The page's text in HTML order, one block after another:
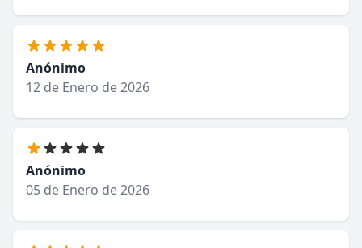
Anónimo
12 de Enero de 2026
Anónimo
05 de Enero de 2026